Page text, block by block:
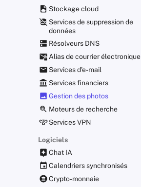
Stockage cloud
Services de suppression de
données
Résolveurs DNS
Alias de courrier électronique
Services d'e-mail
Services financiers
Gestion des photos
Moteurs de recherche
Services VPN
Logiciels
Chat IA
Calendriers synchronisés
Crypto-monnaie